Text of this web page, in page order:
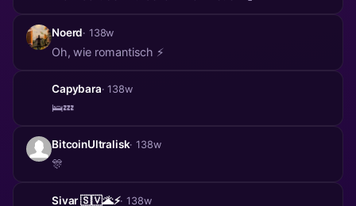
Noerd· 138w
Oh, wie romantisch ⚡️
Capybara· 138w
🛌💤
BitcoinUltralisk· 138w
🎊
Sivar 🇸🇻🌋⚡️· 138w